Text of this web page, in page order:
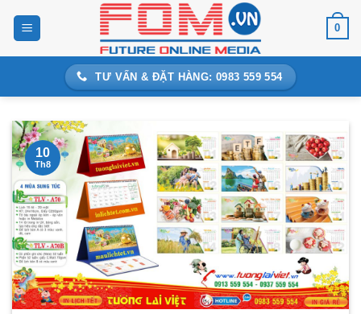
0
TƯ VẤN & ĐẶT HÀNG: 0983 559 554
10
Th8